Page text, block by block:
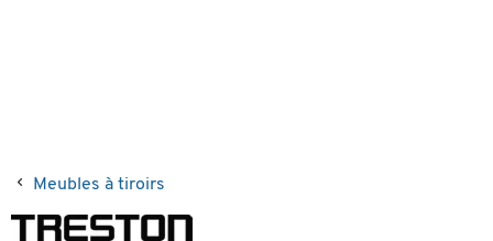
Meubles à tiroirs